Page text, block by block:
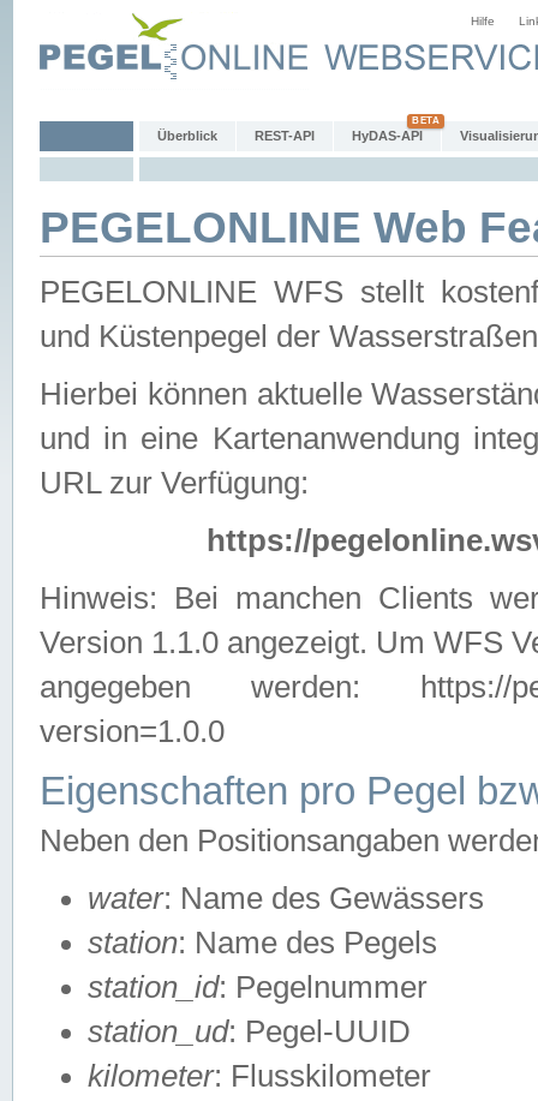
Hilfe
Überblick REST-API HyDAS-API
PEGELONLINE Web
PEGELONLINE WFS stellt
und Küstenpegel der
Hierbei können aktuelle
und in eine Kartenanwendung
URL zur Verfügung:
https://
Hinweis: Bei manchen Clients
Version 1.1.0 angezeigt. Um WFS
angegeben werden: https://
version=1.0.0
Eigenschaften pro Pegel
Neben den Positionsangaben
water: Name des Gewässers
station: Name des Pegels
station_id: Pegelnummer
station_ud: Pegel-UUID
kilometer: Flusskilometer